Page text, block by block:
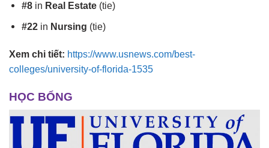
#8in Real Estate(tie)
#22in Nursing (tie)
Xem chi tiết: https://www.usnews.com/best-
colleges/university-of-florida-1535
HỌC BỔNG